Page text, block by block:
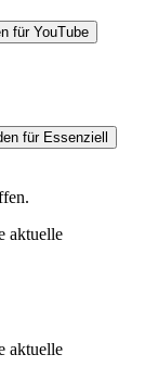
für YouTube
für Essenziell
aktuelle
aktuelle